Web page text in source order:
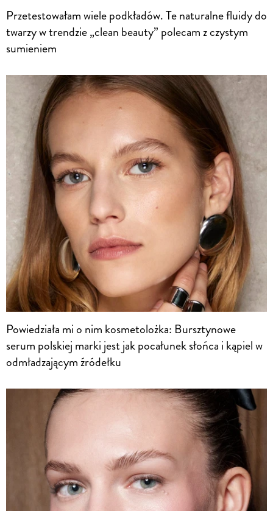
Przetestowałam wiele podkładów. Te naturalne fluidy do
twarzy w trendzie „clean beauty” polecam z czystym
sumieniem
Powiedziała mi o nim kosmetolożka: Bursztynowe
serum polskiej marki jest jak pocałunek słońca i kąpiel w
odmładzającym źródełku